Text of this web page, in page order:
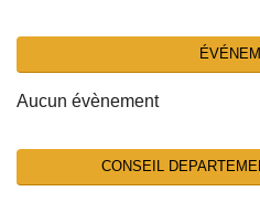
Aucun évènement
CONSEIL